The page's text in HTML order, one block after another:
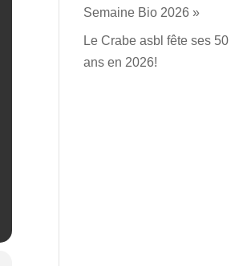
Semaine Bio 2026 »
Le Crabe asbl fête ses 50
ans en 2026!